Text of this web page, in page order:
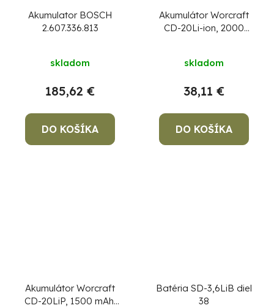
Akumulator BOSCH
2.607.336.813
skladom
185,62 €
DO KOŠÍKA
Akumulátor Worcraft
CD-20Li-ion, 2000
skladom
38,11 €
DO KOŠÍKA
Akumulátor Worcraft
CD-20LiP, 1500 mAh,
Batéria SD-3,6LiB diel
38